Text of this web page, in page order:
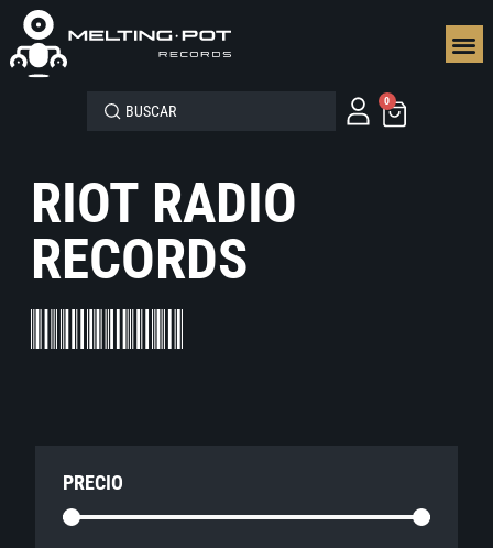
0
RIOT RADIO
RECORDS
PRECIO